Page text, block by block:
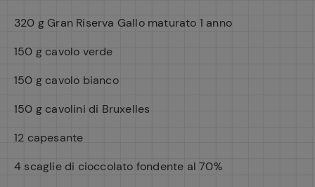
320 g Gran Riserva Gallo maturato 1 anno
150 g cavolo verde
150 g cavolo bianco
150 g cavolini di Bruxelles
12 capesante
4 scaglie di cioccolato fondente al 70%